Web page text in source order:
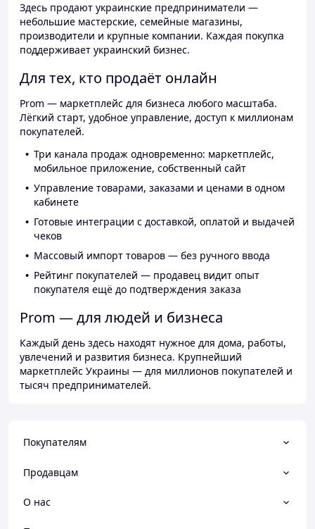
Здесь продают украинские предприниматели —
небольшие мастерские, семейные магазины,
производители и крупные компании. Каждая покупка
поддерживает украинский бизнес.
Для тех, кто продаёт онлайн
Prom — маркетплейс для бизнеса любого масштаба.
Лёгкий старт, удобное управление, доступ к миллионам
покупателей.
Три канала продаж одновременно: маркетплейс,
мобильное приложение, собственный сайт
Управление товарами, заказами и ценами в одном
кабинете
Готовые интеграции с доставкой, оплатой и выдачей
чеков
Массовый импорт товаров — без ручного ввода
Рейтинг покупателей — продавец видит опыт
покупателя ещё до подтверждения заказа
Prom — для людей и бизнеса
Каждый день здесь находят нужное для дома, работы,
увлечений и развития бизнеса. Крупнейший
маркетплейс Украины — для миллионов покупателей и
тысяч предпринимателей.
Покупателям
Продавцам
О нас